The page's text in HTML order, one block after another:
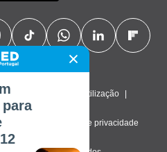
FAQ Termos de utilização
Definições de privacidade